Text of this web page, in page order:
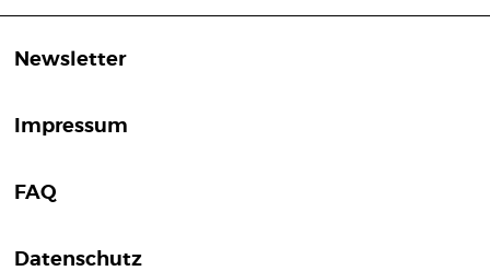
Newsletter
Impressum
FAQ
Datenschutz